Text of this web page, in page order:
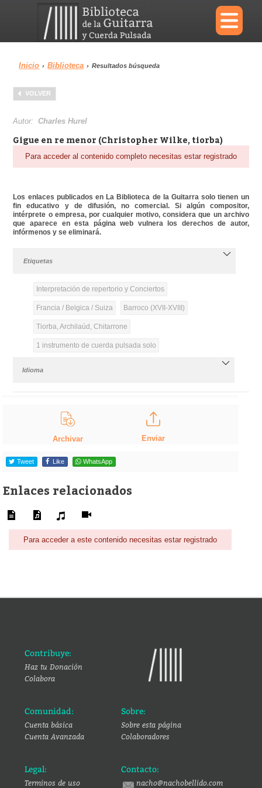
×
Menu
Biblioteca
Inicio › Biblioteca › Resultados búsqueda
VOLVER
Autor:Charles Hurel
Gigue en re menor (Christopher Wilke, tiorba)
Para acceder al contenido completo necesitas estar registrado
Los enlaces publicados en La Biblioteca de la Guitarra solo tienen un
fin educativo y de difusión, no comercial. Si algún compositor,
intérprete o empresa, por cualquier motivo, considera que un archivo
que aparece en esta página web vulnera los derechos de autor,
infórmenos y se eliminará.
Etiquetas
Interpretación de repertorio y Conciertos
Francia / Belgica / Suiza Barroco (XVII-XVIII)
Tiorba, Archilaúd, Chitarrone
1 instrumento de cuerda pulsada solo
Idioma
Archivar Enviar
Tweet Like WhatsApp
Enlaces relacionados
Para acceder a este contenido necesitas estar registrado
Contribuye:
Haz tu Donación
Colabora
Comunidad:
Cuenta básica
Cuenta Avanzada
Sobre:
Sobre esta página
Colaboradores
Legal:
Terminos de uso
Contacto:
nacho@nachobellido.com